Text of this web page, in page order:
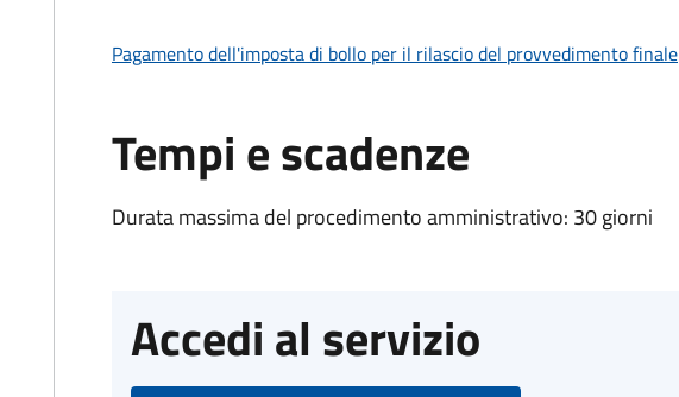
Pagamento dell'imposta di bollo per il rilascio del provvedimento finale
Tempi e scadenze
Durata massima del procedimento amministrativo: 30 giorni
Accedi al servizio